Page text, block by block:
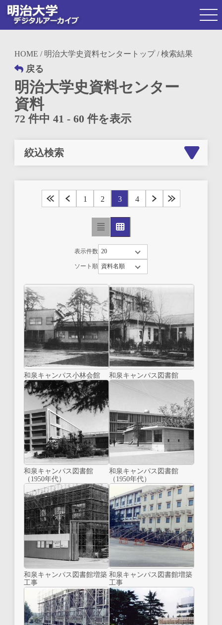
HOME / 明治大学史資料センタートップ/ 検索結果
戻る
明治大学史資料センター
資料
72 件中 41 - 60 件を表示
絞込検索
1 2 3 4
表示件数
ソート順
和泉キャンパス小林会館 和泉キャンパス図書館
和泉キャンパス図書館
（1950年代）
和泉キャンパス図書館
（1950年代）
和泉キャンパス図書館増築
工事
和泉キャンパス図書館増築
工事